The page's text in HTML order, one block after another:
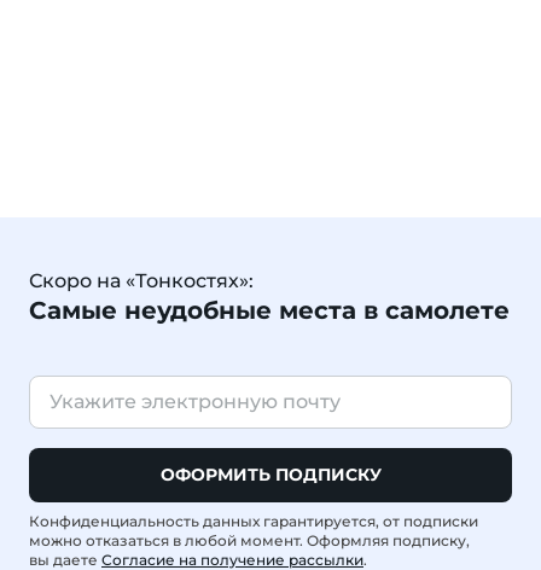
Скоро на «Тонкостях»:
Самые неудобные места в самолете
ОФОРМИТЬ ПОДПИСКУ
Конфиденциальность данных гарантируется, от подписки
можно отказаться в любой момент. Оформляя подписку,
вы даете Согласие на получение рассылки.